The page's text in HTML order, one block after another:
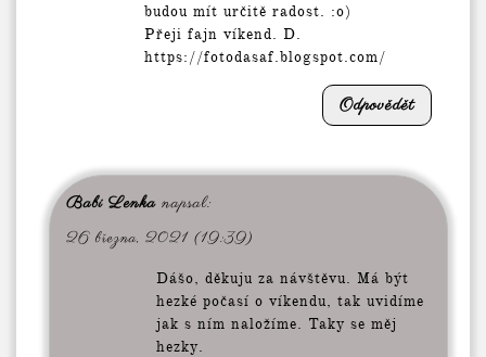
budou mít určitě radost. :o)
Přeji fajn víkend. D.
https://fotodasaf.blogspot.com/
Odpovědět
Babi Lenka napsal:
26 března, 2021 (19:39)
Dášo, děkuju za návštěvu. Má být
hezké počasí o víkendu, tak uvidíme
jak s ním naložíme. Taky se měj
hezky.